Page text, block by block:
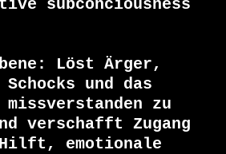
subconciousness
Löst Ärger,
und das
missverstanden zu
verschafft Zugang
emotionale